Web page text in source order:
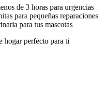
de 3 horas para urgencias
para pequeñas reparaciones
para tus mascotas
hogar perfecto para ti